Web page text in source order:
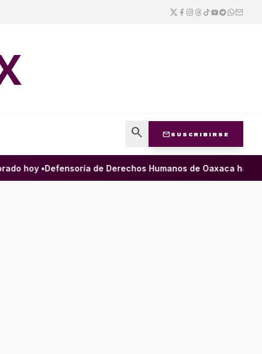
search mail SUSCRIBIRSE
hoy •Defensoría de Derechos Humanos de Oaxaca ha